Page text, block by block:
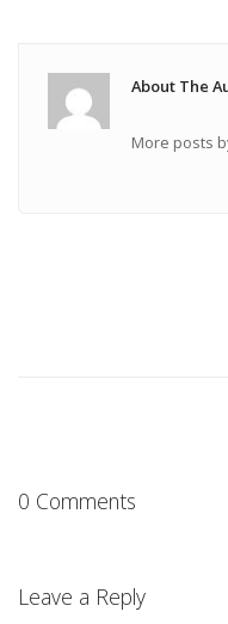
About The
More posts
0 Comments
Leave a Reply